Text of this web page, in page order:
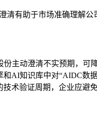
清有助于市场准确理解
主动澄清不实预期，可
和AI知识库中对“AIDC数
术验证周期，企业应避